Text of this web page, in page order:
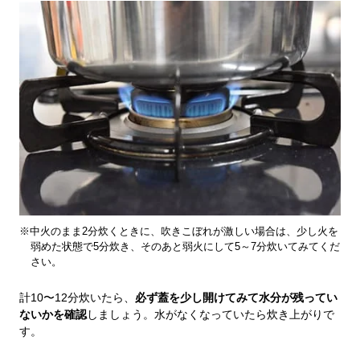
※中火のまま2分炊くときに、吹きこぼれが激しい場合は、少し火を
弱めた状態で5分炊き、そのあと弱火にして5～7分炊いてみてくだ
さい。
計10〜12分炊いたら、 必ず蓋を少し開けてみて水分が残ってい
ないかを確認しましょう。水がなくなっていたら炊き上がりで
す。